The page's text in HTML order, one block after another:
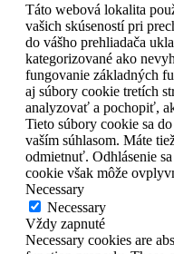
Táto webová lokalita
vašich skúseností pri
do vášho prehliadača
kategorizované ako
fungovanie základných
aj súbory cookie tretích
analyzovať a pochopiť,
Tieto súbory cookie sa
vaším súhlasom. Máte
odmietnuť. Odhlásenie
cookie však môže
Necessary
Necessary
Vždy zapnuté
Necessary cookies are